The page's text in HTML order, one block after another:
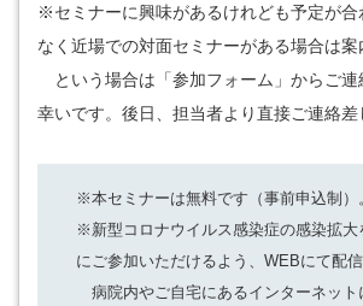
※セミナーに興味があるけれども予定が合
なく近場での対面セミナーがある場合は案
という場合は「参加フォーム」からご連
幸いです。後日、担当者より直接ご連絡差
※本セミナーは無料です（事前申込制）
※新型コロナウイルス感染症の感染拡大
にご参加いただけるよう、WEBにて配信
病院内やご自宅にあるインターネット